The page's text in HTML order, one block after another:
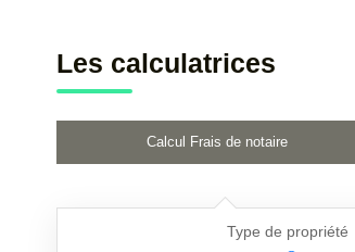
Les calculatrices
Calcul Frais de notaire